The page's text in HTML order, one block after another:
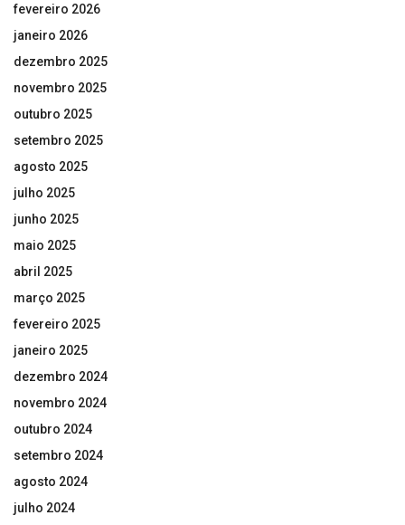
fevereiro 2026
janeiro 2026
dezembro 2025
novembro 2025
outubro 2025
setembro 2025
agosto 2025
julho 2025
junho 2025
maio 2025
abril 2025
março 2025
fevereiro 2025
janeiro 2025
dezembro 2024
novembro 2024
outubro 2024
setembro 2024
agosto 2024
julho 2024